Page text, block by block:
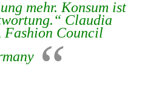
mehr. Konsum ist
Claudia
Fashion Council